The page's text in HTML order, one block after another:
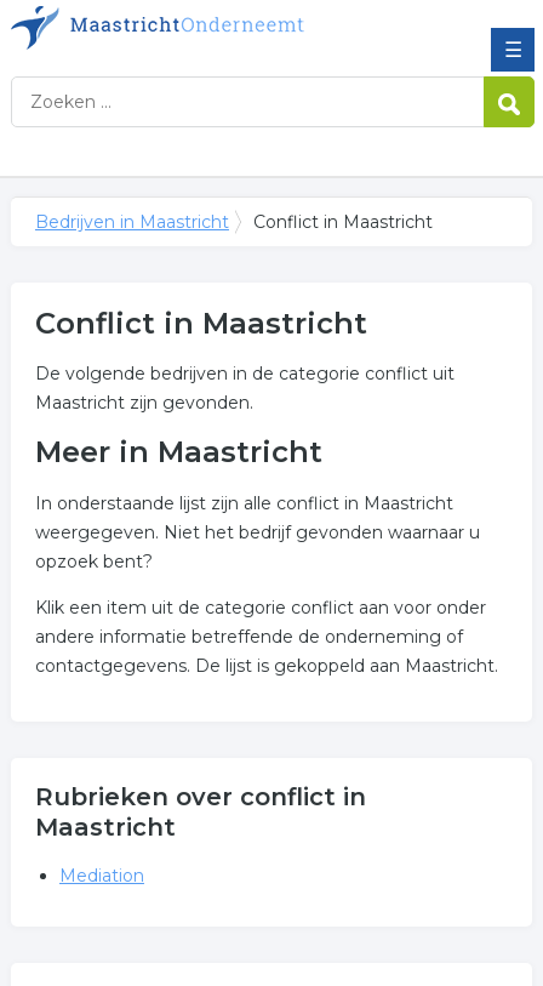
☰
Bedrijven in Maastricht Conflict in Maastricht
Conflict in Maastricht
De volgende bedrijven in de categorie conflict uit
Maastricht zijn gevonden.
Meer in Maastricht
In onderstaande lijst zijn alle conflict in Maastricht
weergegeven. Niet het bedrijf gevonden waarnaar u
opzoek bent?
Klik een item uit de categorie conflict aan voor onder
andere informatie betreffende de onderneming of
contactgegevens. De lijst is gekoppeld aan Maastricht.
Rubrieken over conflict in
Maastricht
Mediation